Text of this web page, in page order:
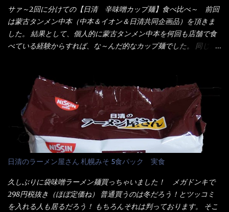
オタイなのと比べれば薄め？ やっぱり調味料の【スパイスガール
ズ】が必要だナァ～ 笑 私は、ブリッキーヌの粉末をよく掛け辛
く...
脂)／加工でん粉、調味料(アミノ酸等)、炭酸カルシウム、カラメ
ル色素、リン酸塩(Na)、増粘多糖類、レシチン、酸化防止剤(ビタ
ミンE)、クチナシ色素、ベニコウジ色素、香料、ビタミンB2、ビ
タミンB1、香辛料抽出物、 カロチン色素 、(一部にえび・小麦・
油脂、植物性たん白、食塩、とろろ芋、卵白)、かやく(小えびてん
ぷら)、添付調味料(砂糖、食塩、しょうゆ、魚介エキス、たん白加
水分解物、ねぎ、香辛料、 植物油 、香味油脂)／加工でん粉、調味
料(アミノ酸等)、炭酸カルシウム、カラメル色素、リン酸塩
(Na)、増粘多糖類、レシチン、酸化防止剤(ビタミンE)、クチナシ
色素、香料、ベニコウジ色素、ビタミンB2、ビタミンB1、香辛料
抽出物、(一部にえび・小麦・そば・卵・ さば ・大豆・豚肉・やま
いも・ゼラチンを含む) 材料から見れば、緑のたぬきの方が蒲鉾が
入っている！ あの半円形のヤツね！ それとカロチン色素・・・
さば！？ さばって鯖か？？ サバ読んでないか？？ ■カロリー
比較 緑のたぬき ...
サァ～2回に分けての【日清 辛味噌カップ麺】食べ比べ～ 前回
は蒙古タンメン中本（中本＆イオン＆日清共同企画品）を頂きま
した。 結果として、個人的に蒙古タンメン中本を何回も店舗で食
べている経験からすれば、な～んだ的なカップ麺でした。 同じ日
いつきました。 見た目は、炎のシルエットが辛さを醸し出してい
る・・・ でもパッケージに惑わされてはいけない！！ 私はペ
ヤングの【獄激辛焼きそば】を完食した漢だ。 その後の獄激辛カ
レーもな！ 今回、カップヌードル激辛味噌はカップに敢えて辛
さレベルが記載されている。 それはレベル5！ 日清としては最上
位の辛さと云っている訳だ。 昨年モデルも食べてはいるけど、1年
も経つと記憶の彼方に・・・いや歳だから記憶力が、どうのこう
のではない。 記憶に残るだけのインパクトに欠けている商品と
云う事（当時） 開封すると・・・ 小袋なんてありゃしない！ カ
ップヌードルは基本蓋開けて、熱湯を注ぐだけで出来る！それが
デビュー時からの最大のポイント。 だから粉末スープの具も全
日清のラーメン屋さん 札幌みそ 5食パック 実食
久しぶりに袋味噌ラーメン麺買っちゃいました！ メガドンキで
298円税抜き（ほぼ定価ね） 普通買うのは冬だろう！とツッコミ
を入れる人も居るだろう！ もちろんそれは判っております。 そこ